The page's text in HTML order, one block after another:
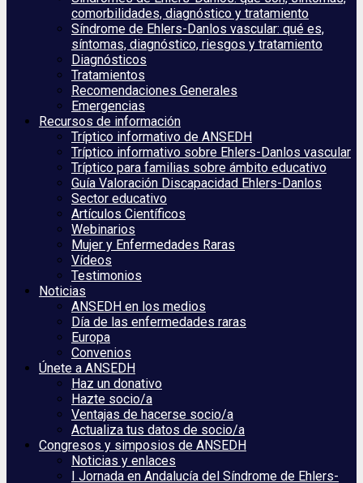
comorbilidades, diagnóstico y tratamiento
Síndrome de Ehlers-Danlos vascular: qué es,
síntomas, diagnóstico, riesgos y tratamiento
Diagnósticos
Tratamientos
Recomendaciones Generales
Emergencias
Recursos de información
Tríptico informativo de ANSEDH
Tríptico informativo sobre Ehlers-Danlos vascular
Tríptico para familias sobre ámbito educativo
Guía Valoración Discapacidad Ehlers-Danlos
Sector educativo
Artículos Científicos
Webinarios
Mujer y Enfermedades Raras
Vídeos
Testimonios
Noticias
ANSEDH en los medios
Día de las enfermedades raras
Europa
Convenios
Únete a ANSEDH
Haz un donativo
Hazte socio/a
Ventajas de hacerse socio/a
Actualiza tus datos de socio/a
Congresos y simposios de ANSEDH
Noticias y enlaces
I Jornada en Andalucía del Síndrome de Ehlers-